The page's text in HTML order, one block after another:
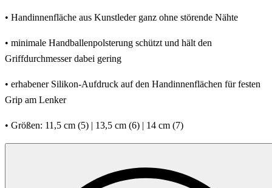
• Handinnenfläche aus Kunstleder ganz ohne störende Nähte
• minimale Handballenpolsterung schützt und hält den
Griffdurchmesser dabei gering
• erhabener Silikon-Aufdruck auf den Handinnenflächen für festen
Grip am Lenker
• Größen: 11,5 cm (5) | 13,5 cm (6) | 14 cm (7)